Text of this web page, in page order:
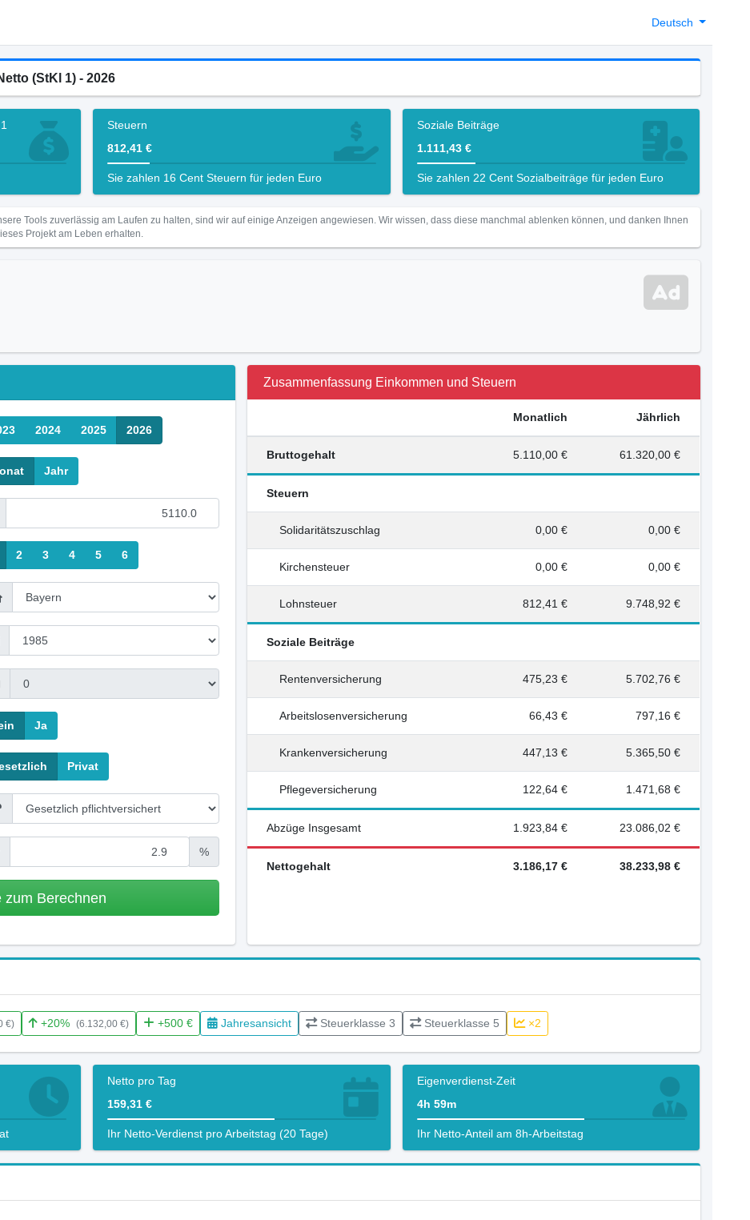
Deutsch
(StKl 1) - 2026
Steuern
812,41 €
Sie zahlen 16 Cent Steuern für jeden Euro
Soziale Beiträge
1.111,43 €
Sie zahlen 22 Cent Sozialbeiträge für jeden Euro
Tools zuverlässig am Laufen zu halten, sind wir auf einige Anzeigen angewiesen. Wir wissen, dass diese manchmal ablenken können, und danken Ihnen
Projekt am Leben erhalten.
2024 2025 2026
Jahr
2 3 4 5 6
Ja
Privat
%
zum Berechnen
Zusammenfassung Einkommen und Steuern
Monatlich Jährlich
Bruttogehalt 5.110,00 € 61.320,00 €
Steuern
Solidaritätszuschlag 0,00 € 0,00 €
Kirchensteuer 0,00 € 0,00 €
Lohnsteuer 812,41 € 9.748,92 €
Soziale Beiträge
Rentenversicherung 475,23 € 5.702,76 €
Arbeitslosenversicherung 66,43 € 797,16 €
Krankenversicherung 447,13 € 5.365,50 €
Pflegeversicherung 122,64 € 1.471,68 €
Abzüge Insgesamt 1.923,84 € 23.086,02 €
Nettogehalt 3.186,17 € 38.233,98 €
€) +20% (6.132,00 €) +500 € Jahresansicht Steuerklasse 3 Steuerklasse 5 ×2
Netto pro Tag
159,31 €
Ihr Netto-Verdienst pro Arbeitstag (20 Tage)
Eigenverdienst-Zeit
4h 59m
Ihr Netto-Anteil am 8h-Arbeitstag